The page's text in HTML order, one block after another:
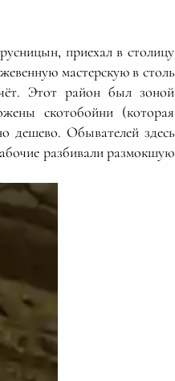
приехал в столицу
мастерскую в столь
Этот район был зоной
скотобойни (которая
дешево. Обывателей здесь
разбивали размокшую